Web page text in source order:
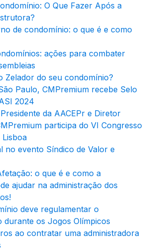
O Que Fazer Após a
de condomínio: o que é e como
ações para combater
Zelador do seu condomínio?
Paulo, CMPremium recebe Selo
2024
da AACEPr e Diretor
participa do VI Congresso
Lisboa
no evento Síndico de Valor e
o que é e como a
ajudar na administração dos
deve regulamentar o
durante os Jogos Olímpicos
ao contratar uma administradora